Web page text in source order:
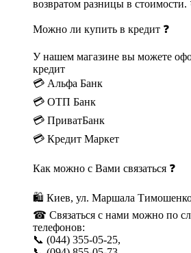
возвратом разницы в стоимости.
Можно ли купить в кредит ❓
У нашем магазине вы можете
кредит
💳 Альфа Банк
💳 ОТП Банк
💳 ПриватБанк
💳 Кредит Маркет
Как можно с Вами связаться ❓
🛍 Киев, ул. Маршала
☎ Связаться с нами можно по
телефонов:
📞 (044) 355-05-25,